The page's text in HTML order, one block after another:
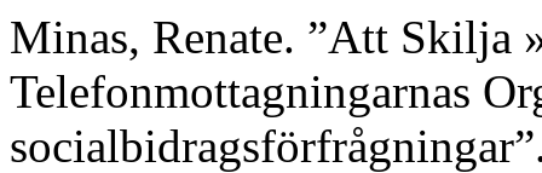
Minas, Renate. ”Att Skilja
Telefonmottagningarnas